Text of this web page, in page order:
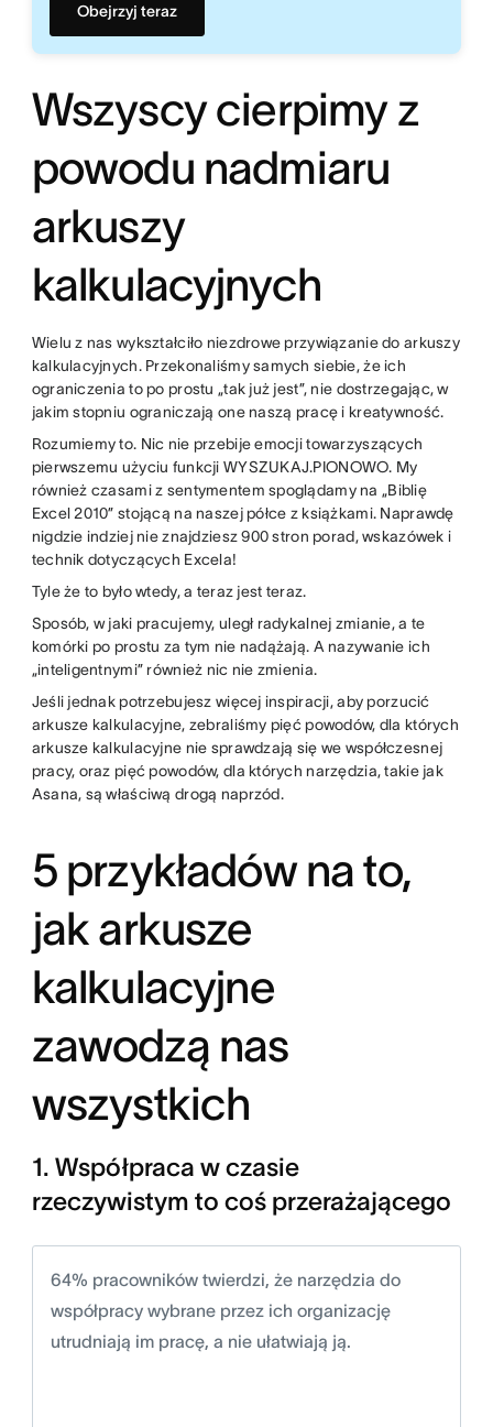
Obejrzyj teraz
Wszyscy cierpimy z
powodu nadmiaru
arkuszy
kalkulacyjnych
Wielu z nas wykształciło niezdrowe przywiązanie do arkuszy
kalkulacyjnych. Przekonaliśmy samych siebie, że ich
ograniczenia to po prostu „tak już jest”, nie dostrzegając, w
jakim stopniu ograniczają one naszą pracę i kreatywność.
Rozumiemy to. Nic nie przebije emocji towarzyszących
pierwszemu użyciu funkcji WYSZUKAJ.PIONOWO. My
również czasami z sentymentem spoglądamy na „Biblię
Excel 2010” stojącą na naszej półce z książkami. Naprawdę
nigdzie indziej nie znajdziesz 900 stron porad, wskazówek i
technik dotyczących Excela!
Tyle że to było wtedy, a teraz jest teraz.
Sposób, w jaki pracujemy, uległ radykalnej zmianie, a te
komórki po prostu za tym nie nadążają. A nazywanie ich
„inteligentnymi” również nic nie zmienia.
Jeśli jednak potrzebujesz więcej inspiracji, aby porzucić
arkusze kalkulacyjne, zebraliśmy pięć powodów, dla których
arkusze kalkulacyjne nie sprawdzają się we współczesnej
pracy, oraz pięć powodów, dla których narzędzia, takie jak
Asana, są właściwą drogą naprzód.
5 przykładów na to,
jak arkusze
kalkulacyjne
zawodzą nas
wszystkich
1. Współpraca w czasie
rzeczywistym to coś przerażającego
64% pracowników twierdzi, że narzędzia do
współpracy wybrane przez ich organizację
utrudniają im pracę, a nie ułatwiają ją.